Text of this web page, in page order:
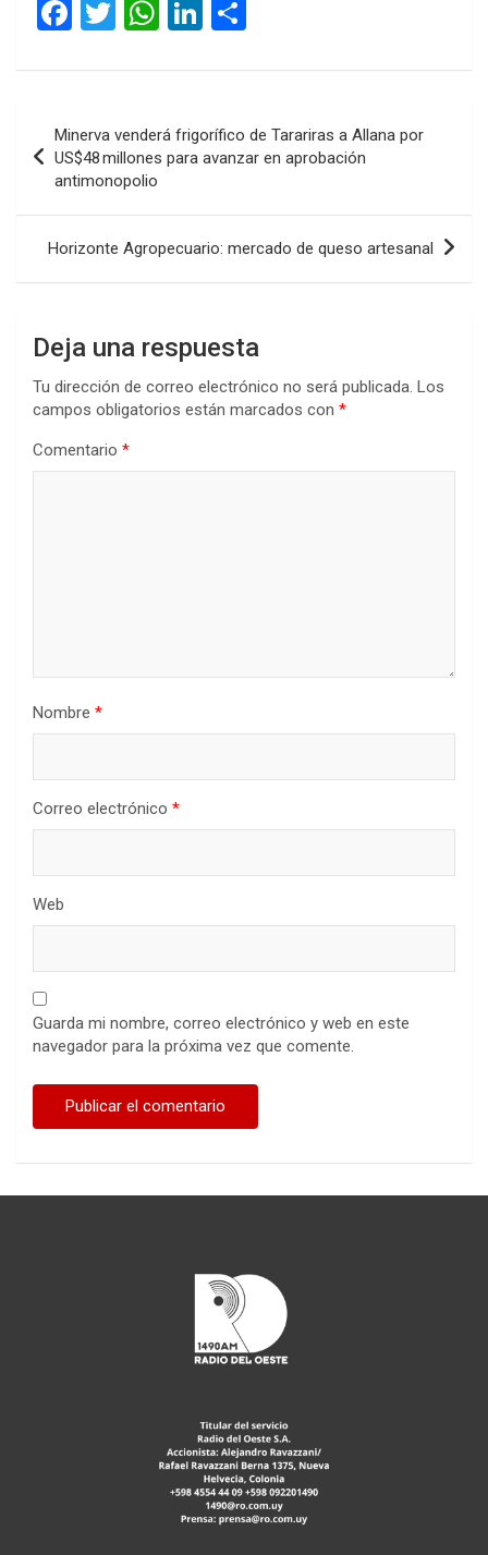
F
ce
o
o
k
T
tt
W
at
A
p
Li
ke
n
m
ar
de
entradas
Minerva venderá frigorífico de Tarariras a Allana por
US$48 millones para avanzar en aprobación
antimonopolio
Horizonte Agropecuario: mercado de queso artesanal
Deja una respuesta
Tu dirección de correo electrónico no será publicada. Los
campos obligatorios están marcados con *
Comentario *
Nombre *
Correo electrónico *
Web
Guarda mi nombre, correo electrónico y web en este
navegador para la próxima vez que comente.